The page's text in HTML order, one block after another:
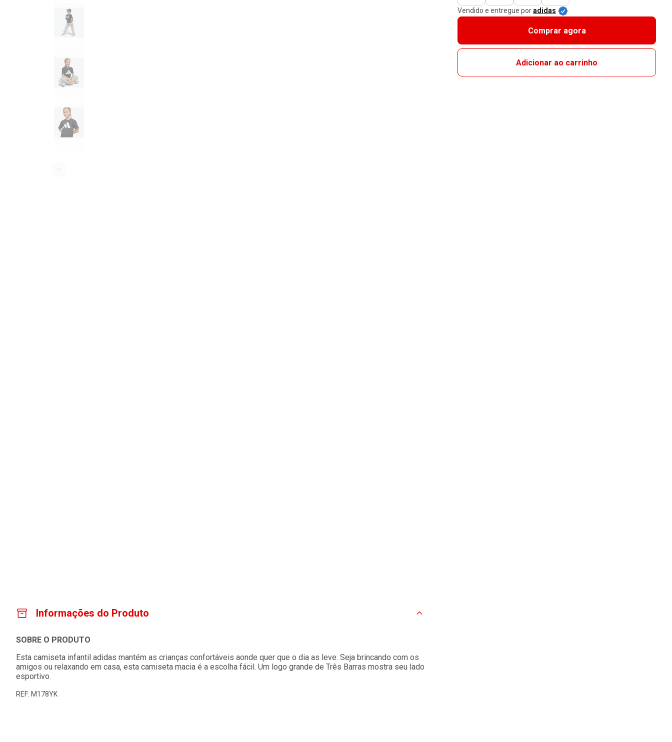
Vendido e entregue poradidas
Comprar agora
Adicionar ao carrinho
Informações do Produto
SOBRE O PRODUTO
Esta camiseta infantil adidas mantém as crianças confortáveis aonde quer que o dia as leve. Seja brincando com os
amigos ou relaxando em casa, esta camiseta macia é a escolha fácil. Um logo grande de Três Barras mostra seu lado
esportivo.
REF: M178YK